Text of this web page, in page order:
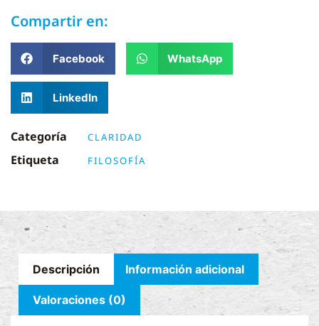
Compartir en:
Facebook WhatsApp
LinkedIn
Categoría CLARIDAD
Etiqueta FILOSOFÍA
Descripción Información adicional
Valoraciones (0)